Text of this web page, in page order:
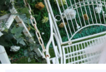
お買い物ガイド
マスター会員のご案内
お問い合わせ